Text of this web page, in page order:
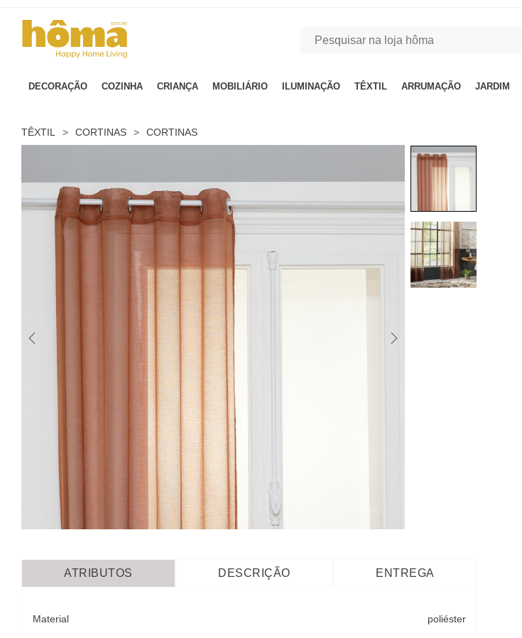
DECORAÇÃO COZINHA CRIANÇA MOBILIÁRIO ILUMINAÇÃO TÊXTIL ARRUMAÇÃO JARDIM
TÊXTIL > CORTINAS > CORTINAS
ATRIBUTOS DESCRIÇÃO ENTREGA
Material poliéster